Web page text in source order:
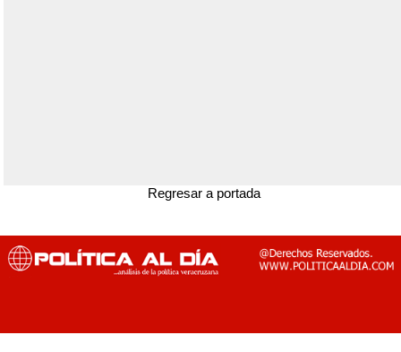
Regresar a portada